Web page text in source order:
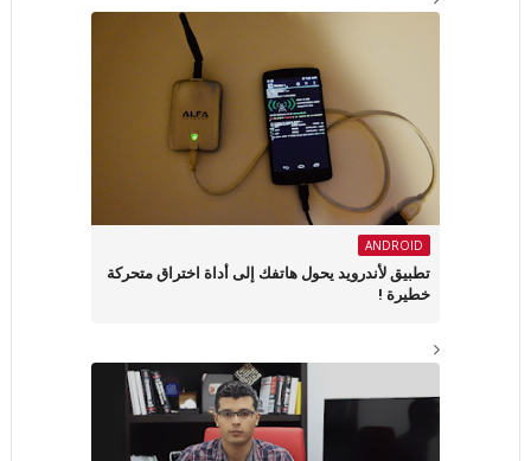
ANDROID
تطبيق لأندرويد يحول هاتفك إلى أداة اختراق متحركة
خطيرة !